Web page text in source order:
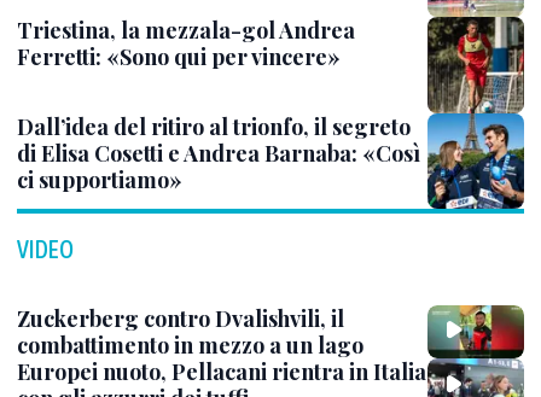
Triestina, la mezzala-gol Andrea
Ferretti: «Sono qui per vincere»
Dall’idea del ritiro al trionfo, il segreto
di Elisa Cosetti e Andrea Barnaba: «Così
ci supportiamo»
VIDEO
Zuckerberg contro Dvalishvili, il
combattimento in mezzo a un lago
Europei nuoto, Pellacani rientra in Italia